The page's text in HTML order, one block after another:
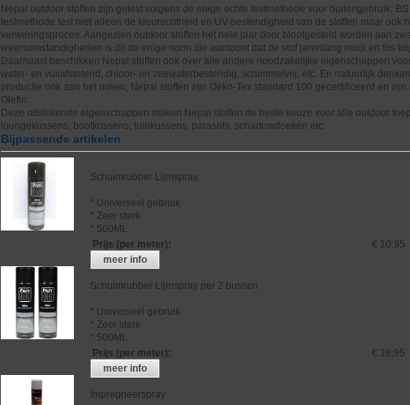
Nepal outdoor stoffen zijn getest volgens de enige echte testmethode voor buitengebruik;
testmethode test niet alleen de kleurechtheid en UV-bestendigheid van de stoffen maar ook
verweringsproces. Aangezien outdoor stoffen het hele jaar door blootgesteld worden aan
weersomstandigheden is dit de enige norm die aantoont dat de stof jarenlang mooi en fris
Daarnaast beschikken Nepal stoffen ook over alle andere noodzakelijke eigenschappen
water- en vuilafstotend, chloor- en zeewaterbestendig, schimmelvrij, etc. En natuurlijk
productie ook aan het milieu; Nepal stoffen zijn Oeko-Tex standard 100 gecertificeerd en zijn
Olefin.
Deze uitstekende eigenschappen maken Nepal stoffen de beste keuze voor alle outdoor
loungekussens, bootkussens, tuinkussens, parasols, schaduwdoeken etc.
Bijpassende artikelen
Schuimrubber Lijmspray
* Universeel gebruik
* Zeer sterk
* 500ML
Prijs (per meter):
€ 10,95
meer info
Schuimrubber Lijmspray per 2 bussen
* Universeel gebruik
* Zeer sterk
* 500ML
Prijs (per meter):
€ 18,95
meer info
Impregneerspray